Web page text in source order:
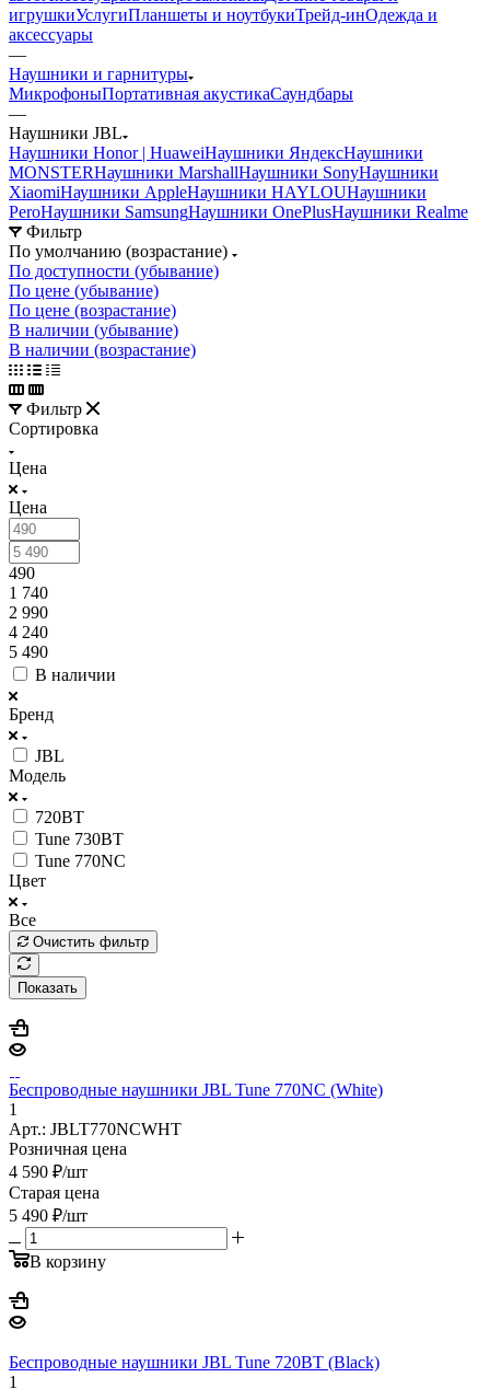
игрушкиУслугиПланшеты и ноутбукиТрейд-инОдежда и
аксессуары
—
Наушники и гарнитуры
МикрофоныПортативная акустикаСаундбары
—
Наушники JBL
Наушники Honor | HuaweiНаушники ЯндексНаушники
MONSTERНаушники MarshallНаушники SonyНаушники
XiaomiНаушники AppleНаушники HAYLOUНаушники
PeroНаушники SamsungНаушники OnePlusНаушники Realme
Фильтр
По умолчанию (возрастание)
По доступности (убывание)
По цене (убывание)
По цене (возрастание)
В наличии (убывание)
В наличии (возрастание)
Фильтр
Сортировка
Цена
Цена
490
1 740
2 990
4 240
5 490
В наличии
Бренд
JBL
Модель
720BT
Tune 730BT
Tune 770NC
Цвет
Все
Очистить фильтр
Показать
Беспроводные наушники JBL Tune 770NC (White)
1
Арт.: JBLT770NCWHT
Розничная цена
4 590 ₽/шт
Старая цена
5 490 ₽/шт
В корзину
Беспроводные наушники JBL Tune 720BT (Black)
1